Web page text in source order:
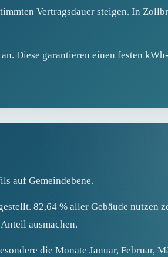
Vertragsdauer steigen. In
Diese garantieren einen festen
auf Gemeindebene.
82,64 % aller Gebäude nutzen
ausmachen.
die Monate Januar, Februar,